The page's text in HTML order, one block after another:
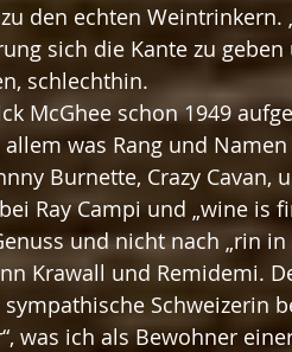
den echten Weintrinkern.
sich die Kante zu
schlechthin.
McGhee schon 1949
allem was Rang und
Burnette, Crazy
Ray Campi und „wine is
und nicht nach „rin
Krawall und Remidemi.
sympathische Schweizerin
was ich als Bewohner